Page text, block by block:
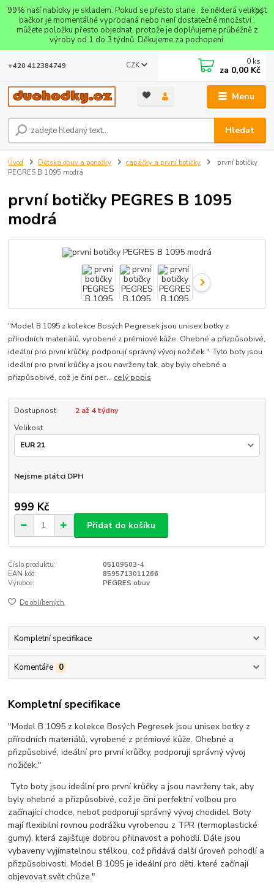
99% naší nabídky je skladem. Pokud se přesto stane , že některá velikost
bačkor je momentálně vyprodaná nebo není dostatečné množství ,
můžete položku přesto objednat, protože je doplňujeme průběžně z
výroby od 1 do 3 týdnů. Děkujeme za pochopení.
Menu
CZK
Hledat
+420 412384749 0 ks
za 0,00 Kč
Úvod Dětská obuv a ponožky capáčky a první botičky
první botičky
PEGRES B 1095 modrá
první botičky PEGRES B 1095
modrá
"Model B 1095 z kolekce Bosých Pegresek jsou unisex botky z
přírodních materiálů, vyrobené z prémiové kůže. Ohebné a přizpůsobivé,
ideální pro první krůčky, podporují správný vývoj nožiček." Tyto boty jsou
ideální pro první krůčky a jsou navrženy tak, aby byly ohebné a
přizpůsobivé, což je činí per... celý popis
Dostupnost
2 až 4 týdny
Velikost
Nejsme plátci DPH
999 Kč
Přidat do košíku
Číslo produktu:
05109503-4
EAN kód:
8595713011266
Výrobce:
PEGRES obuv
Do oblíbených
Kompletní specifikace
Komentáře 0
Kompletní specifikace
"Model B 1095 z kolekce Bosých Pegresek jsou unisex botky z
přírodních materiálů, vyrobené z prémiové kůže. Ohebné a
přizpůsobivé, ideální pro první krůčky, podporují správný vývoj
nožiček."
Tyto boty jsou ideální pro první krůčky a jsou navrženy tak, aby
byly ohebné a přizpůsobivé, což je činí perfektní volbou pro
začínající chodce, neboť podporují správný vývoj chodidel. Boty
mají flexibilní rovnou podrážku vyrobenou z TPR (termoplastické
gumy), která zajišťuje dobrou přilnavost a pohodlí. Dále jsou
vybaveny vyjímatelnou stélkou, což přidává další úroveň pohodlí a
přizpůsobivosti. Model B 1095 je ideální pro děti, které začínají
objevovat svět chůze."